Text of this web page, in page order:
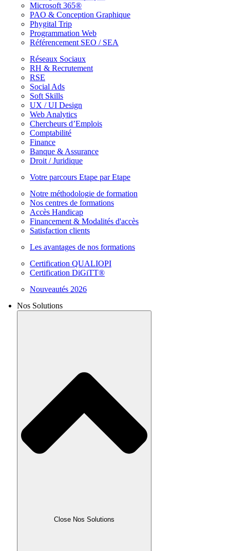
Microsoft 365®
PAO & Conception Graphique
Phygital Trip
Programmation Web
Référencement SEO / SEA
Réseaux Sociaux
RH & Recrutement
RSE
Social Ads
Soft Skills
UX / UI Design
Web Analytics
Chercheurs d’Emplois
Comptabilité
Finance
Banque & Assurance
Droit / Juridique
Votre parcours Etape par Etape
Notre méthodologie de formation
Nos centres de formations
Accès Handicap
Financement & Modalités d'accès
Satisfaction clients
Les avantages de nos formations
Certification QUALIOPI
Certification DiGiTT®
Nouveautés 2026
Nos Solutions
Close Nos Solutions